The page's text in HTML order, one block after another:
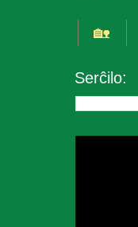
🏡
Serĉilo: